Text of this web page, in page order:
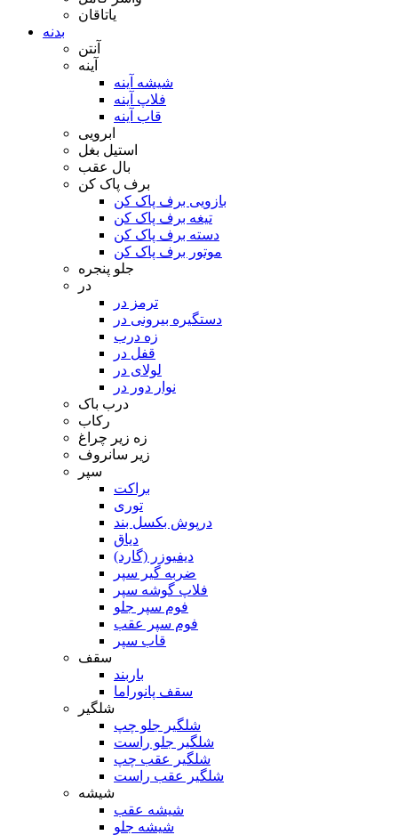
یاتاقان
بدنه
آنتن
آینه
شیشه آینه
فلاپ آینه
قاب آینه
ابرویی
استیل بغل
بال عقب
برف پاک کن
بازویی برف پاک کن
تیغه برف پاک کن
دسته برف پاک کن
موتور برف پاک کن
جلو پنجره
در
ترمز در
دستگیره بیرونی در
زه درب
قفل در
لولای در
نوار دور در
درب باک
رکاب
زه زیر چراغ
زیر سانروف
سپر
براکت
توری
درپوش بکسل بند
دیاق
دیفیوزر (گارد)
ضربه گیر سپر
فلاپ گوشه سپر
فوم سپر جلو
فوم سپر عقب
قاب سپر
سقف
باربند
سقف پانوراما
شلگیر
شلگیر جلو چپ
شلگیر جلو راست
شلگیر عقب چپ
شلگیر عقب راست
شیشه
شیشه عقب
شیشه جلو